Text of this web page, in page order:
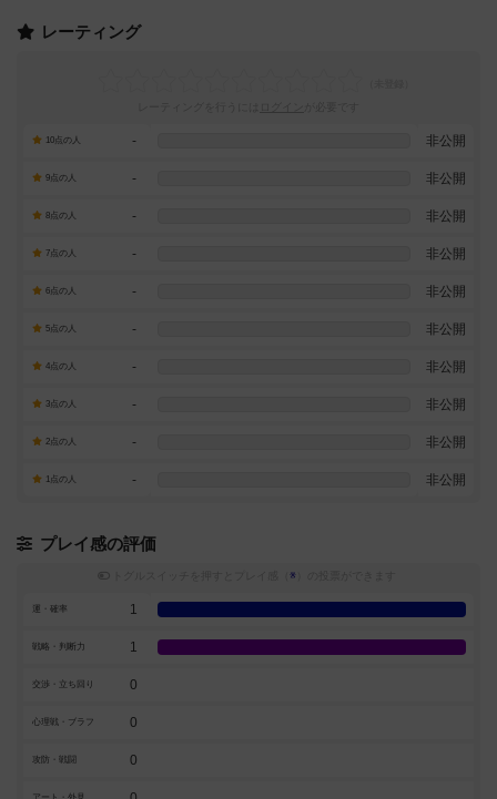
レーティング
10点の人 - 非公開
9点の人 - 非公開
8点の人 - 非公開
7点の人 - 非公開
6点の人 - 非公開
5点の人 - 非公開
4点の人 - 非公開
3点の人 - 非公開
2点の人 - 非公開
1点の人 - 非公開
プレイ感の評価
※
運・確率 1
戦略・判断力 1
交渉・立ち回り 0
心理戦・ブラフ 0
攻防・戦闘 0